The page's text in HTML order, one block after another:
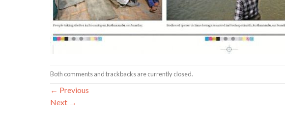
Both comments and trackbacks are currently closed.
← Previous
Next →